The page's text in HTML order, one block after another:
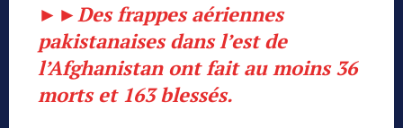
►►Des frappes aériennes
pakistanaises dans l’est de
l’Afghanistan ont fait au moins 36
morts et 163 blessés.